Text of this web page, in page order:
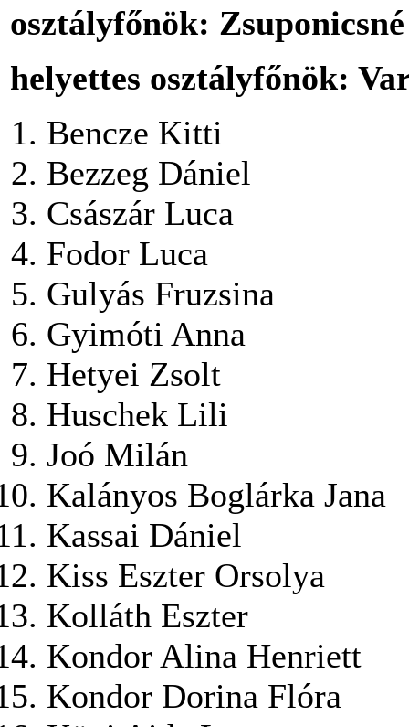
osztályfőnök:
helyettes osztályfőnök:
Bencze Kitti
Bezzeg Dániel
Császár Luca
Fodor Luca
Gulyás Fruzsina
Gyimóti Anna
Hetyei Zsolt
Huschek Lili
Joó Milán
Kalányos Boglárka Jana
Kassai Dániel
Kiss Eszter Orsolya
Kolláth Eszter
Kondor Alina Henriett
Kondor Dorina Flóra